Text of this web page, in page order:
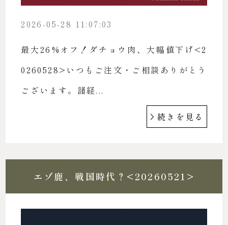
2026-05-28 11:07:03
最大26%オフ！ダチョウ肉、大幅値下げ<2
0260528>いつもご注文・ご相談ありがとう
ございます。諸経...
続きを見る
エゾ鹿、戦国時代？<20260521>